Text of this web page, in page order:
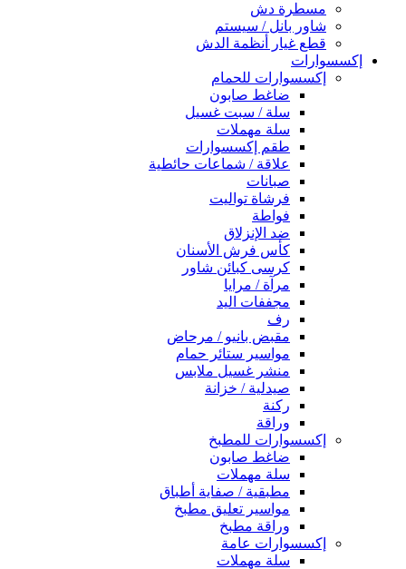
مسطرة دش
شاور بانل / سيستم
قطع غيار أنظمة الدش
إكسسوارات
إكسسوارات للحمام
ضاغط صابون
سلة / سبت غسيل
سلة مهملات
طقم إكسسوارات
علاقة / شماعات حائطية
صبانات
فرشاة تواليت
فواطة
ضد الإنزلاق
كأس فرش الأسنان
كرسى كبائن شاور
مرآة / مرايا
مجففات اليد
رف
مقبض بانيو / مرحاض
مواسير ستائر حمام
منشر غسيل ملابس
صيدلية / خزانة
ركنة
وراقة
إكسسوارات للمطبخ
ضاغط صابون
سلة مهملات
مطبقية / صفاية أطباق
مواسير تعليق مطبخ
وراقة مطبخ
إكسسوارات عامة
سلة مهملات